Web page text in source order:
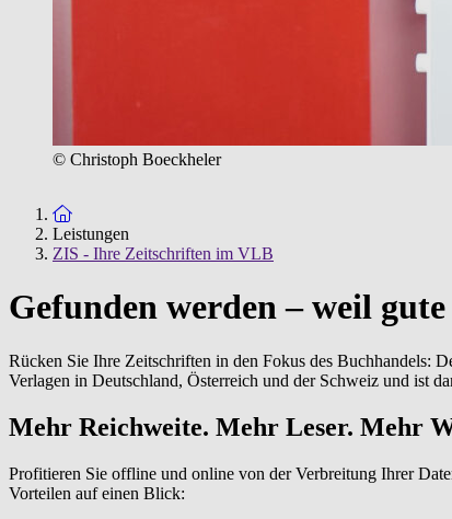
© Christoph Boeckheler
Zur Startseite
Leistungen
ZIS - Ihre Zeitschriften im VLB
Gefunden werden – weil
Rücken Sie Ihre Zeitschriften in den Fokus des Buchhandels:
Verlagen in Deutschland, Österreich und der Schweiz und ist
Mehr Reichweite. Mehr Leser. Mehr
Profitieren Sie offline und online von der Verbreitung Ihrer
Vorteilen auf einen Blick: